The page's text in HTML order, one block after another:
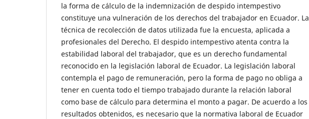
la forma de cálculo de la indemnización de despido intempestivo
constituye una vulneración de los derechos del trabajador en Ecuador. La
técnica de recolección de datos utilizada fue la encuesta, aplicada a
profesionales del Derecho. El despido intempestivo atenta contra la
estabilidad laboral del trabajador, que es un derecho fundamental
reconocido en la legislación laboral de Ecuador. La legislación laboral
contempla el pago de remuneración, pero la forma de pago no obliga a
tener en cuenta todo el tiempo trabajado durante la relación laboral
como base de cálculo para determina el monto a pagar. De acuerdo a los
resultados obtenidos, es necesario que la normativa laboral de Ecuador